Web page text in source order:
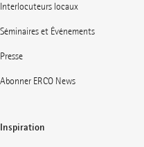
Interlocuteurs locaux
Séminaires et Événements
Presse
Abonner ERCO News
Inspiration